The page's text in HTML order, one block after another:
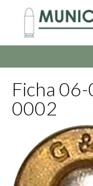
contenido
Ficha
0002